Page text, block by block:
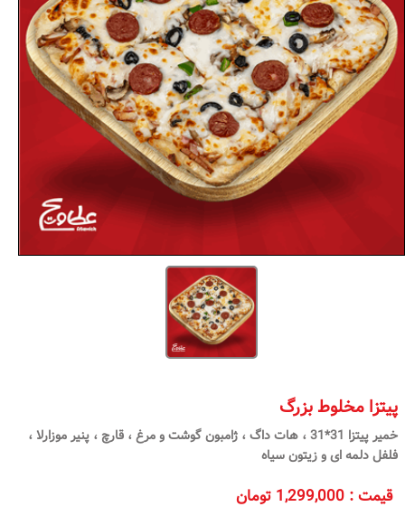
پیتزا مخلوط بزرگ
خمیر پیتزا 31*31 ، هات داگ ، ژامبون گوشت و مرغ ، قارچ ، پنیر موزارلا ،
فلفل دلمه ای و زیتون سیاه
قیمت: 1,299,000 تومان